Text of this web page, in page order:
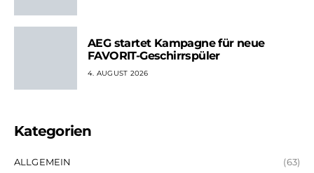
AEG startet Kampagne für neue
FAVORIT-Geschirrspüler
4. AUGUST 2026
Kategorien
ALLGEMEIN (63)